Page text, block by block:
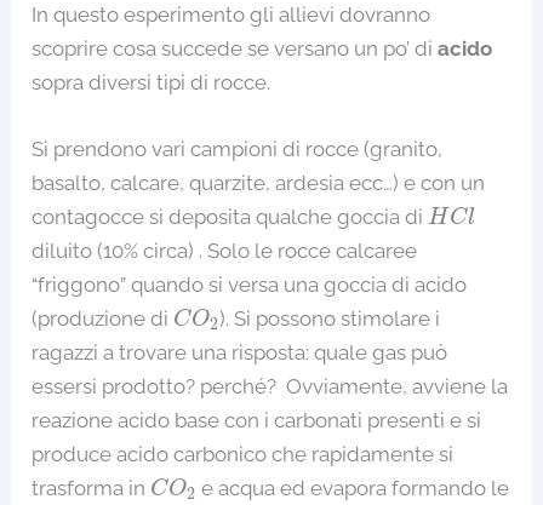
In questo esperimento gli allievi dovranno
scoprire cosa succede se versano un po’ diacido
sopra diversi tipi di rocce.
Si prendono vari campioni di rocce (granito,
basalto, calcare, quarzite, ardesia ecc…) e con un
contagocce si deposita qualche goccia di H Cl
HCl
diluito (10% circa) . Solo le rocce calcaree
“friggono” quando si versa una goccia di acido
(produzione di CO2
CO2). Si possono stimolare i
ragazzi a trovare una risposta: quale gas può
essersi prodotto? perché? Ovviamente, avviene la
reazione acido base con i carbonati presenti e si
produce acido carbonico che rapidamente si
trasforma in CO2
CO2 e acqua ed evapora formando le